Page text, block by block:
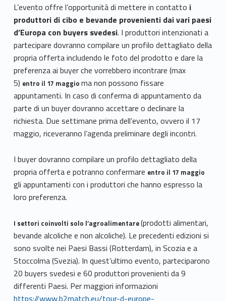
L’evento offre l’opportunità di mettere in contatto i
produttori di cibo e bevande provenienti dai vari paesi
d’Europa con buyers svedesi. I produttori intenzionati a
partecipare dovranno compilare un profilo dettagliato della
propria offerta includendo le foto del prodotto e dare la
preferenza ai buyer che vorrebbero incontrare (max
5) entro il 17 maggio ma non possono fissare
appuntamenti. In caso di conferma di appuntamento da
parte di un buyer dovranno accettare o declinare la
richiesta. Due settimane prima dell’evento, ovvero il 17
maggio, riceveranno l’agenda preliminare degli incontri.
I buyer dovranno compilare un profilo dettagliato della
propria offerta e potranno confermare entro il 17 maggio
gli appuntamenti con i produttori che hanno espresso la
loro preferenza.
I settori coinvolti solo l’agroalimentare(prodotti alimentari,
bevande alcoliche e non alcoliche). Le precedenti edizioni si
sono svolte nei Paesi Bassi (Rotterdam), in Scozia e a
Stoccolma (Svezia). In quest’ultimo evento, parteciparono
20 buyers svedesi e 60 produttori provenienti da 9
differenti Paesi. Per maggiori informazioni
https://www.b2match.eu/tour-d-europe-